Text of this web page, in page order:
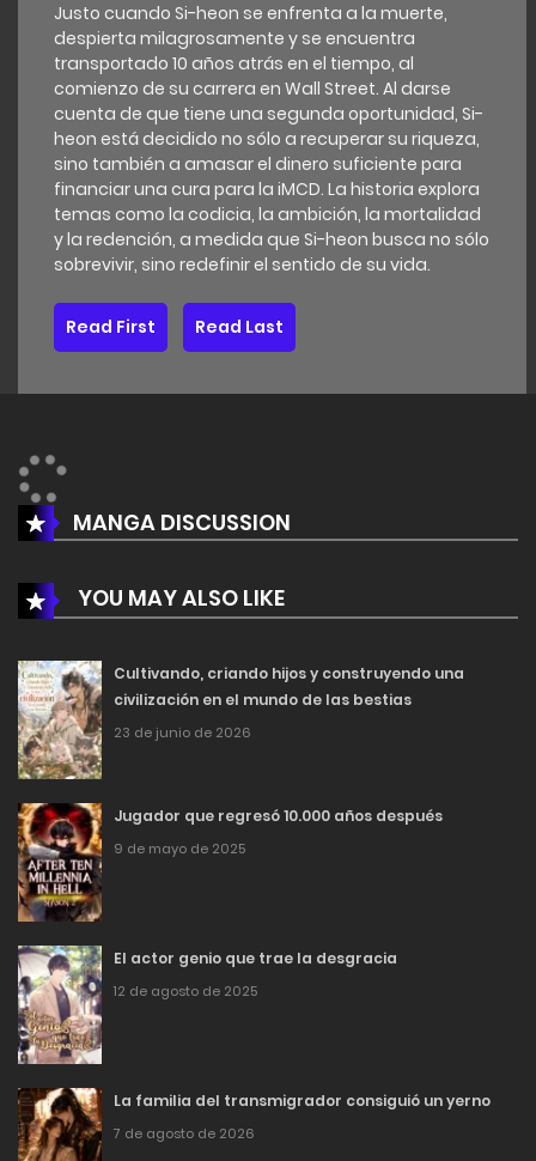
Justo cuando Si-heon se enfrenta a la muerte,
despierta milagrosamente y se encuentra
transportado 10 años atrás en el tiempo, al
comienzo de su carrera en Wall Street. Al darse
cuenta de que tiene una segunda oportunidad, Si-
heon está decidido no sólo a recuperar su riqueza,
sino también a amasar el dinero suficiente para
financiar una cura para la iMCD. La historia explora
temas como la codicia, la ambición, la mortalidad
y la redención, a medida que Si-heon busca no sólo
sobrevivir, sino redefinir el sentido de su vida.
Read First Read Last
MANGA DISCUSSION
YOU MAY ALSO LIKE
Cultivando, criando hijos y construyendo una
civilización en el mundo de las bestias
23 de junio de 2026
Jugador que regresó 10.000 años después
9 de mayo de 2025
El actor genio que trae la desgracia
12 de agosto de 2025
La familia del transmigrador consiguió un yerno
7 de agosto de 2026